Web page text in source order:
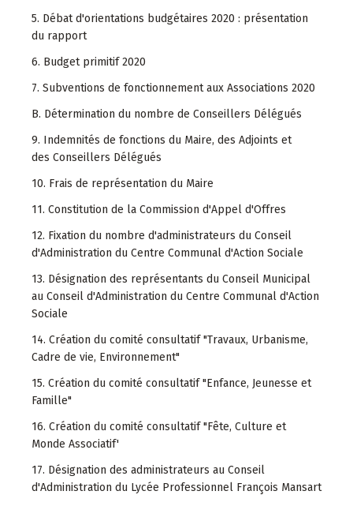
5. Débat d'orientations budgétaires 2020 : présentation
du rapport
6. Budget primitif 2020
7. Subventions de fonctionnement aux Associations 2020
B. Détermination du nombre de Conseillers Délégués
9. Indemnités de fonctions du Maire, des Adjoints et
des Conseillers Délégués
10. Frais de représentation du Maire
11. Constitution de la Commission d'Appel d'Offres
12. Fixation du nombre d'administrateurs du Conseil
d'Administration du Centre Communal d'Action Sociale
13. Désignation des représentants du Conseil Municipal
au Conseil d'Administration du Centre Communal d'Action
Sociale
14. Création du comité consultatif "Travaux, Urbanisme,
Cadre de vie, Environnement"
15. Création du comité consultatif "Enfance, Jeunesse et
Famille"
16. Création du comité consultatif "Fête, Culture et
Monde Associatif'
17. Désignation des administrateurs au Conseil
d'Administration du Lycée Professionnel François Mansart